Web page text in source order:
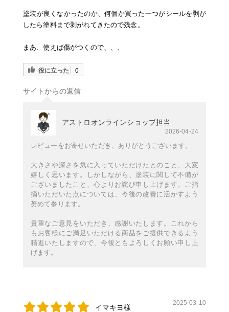
塗装が良くなかったのか、何個か買った一つがシールを剥が
したら塗料まで剥がれてきたので残念。
まあ、使えば傷がつくので、、、
役に立った 0
サイトからの返信
アストロオンラインショップ担当
2026-04-24
レビューをお寄せいただき、ありがとうございます。
大きさや深さを気に入っていただけたとのこと、大変
嬉しく思います。しかしながら、塗装に関して不備が
ございましたこと、心よりお詫び申し上げます。ご指
摘いただいた点については、今後の改善に活かすよう
努めて参ります。
貴重なご意見をいただき、感謝いたします。これから
もお客様にご満足いただける商品をご提供できるよう
精進いたしますので、今後ともよろしくお願い申し上
げます。
イマキヨ様
2025-03-10